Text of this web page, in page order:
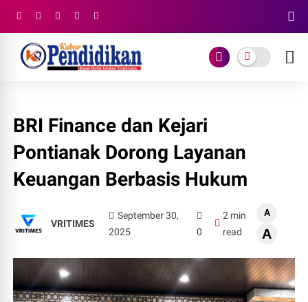
BRI Finance dan Kejari
Pontianak Dorong Layanan
Keuangan Berbasis Hukum
VRITIMES
September 30,
2025
0
2 min
read
A
A